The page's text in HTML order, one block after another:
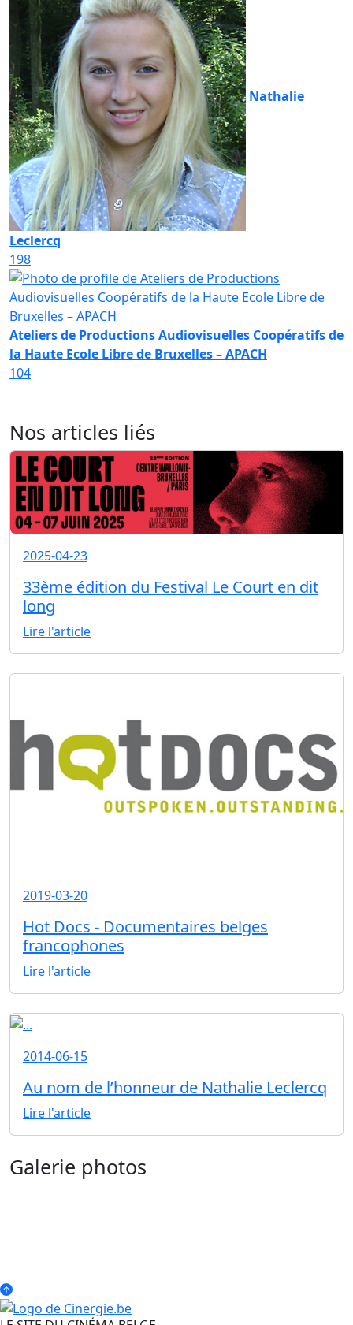
Nathalie
Leclercq
198
Ateliers de Productions Audiovisuelles Coopératifs de
la Haute Ecole Libre de Bruxelles – APACH
104
Nos articles liés
2025-04-23
33ème édition du Festival Le Court en dit
long
Lire l'article
2019-03-20
Hot Docs - Documentaires belges
francophones
Lire l'article
2014-06-15
Au nom de l’honneur de Nathalie Leclercq
Lire l'article
Galerie photos